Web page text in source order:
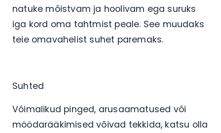
natuke mõistvam ja hoolivam ega suruks
iga kord oma tahtmist peale. See muudaks
teie omavahelist suhet paremaks.
Suhted
Võimalikud pinged, arusaamatused või
möödarääkimised võivad tekkida, katsu olla